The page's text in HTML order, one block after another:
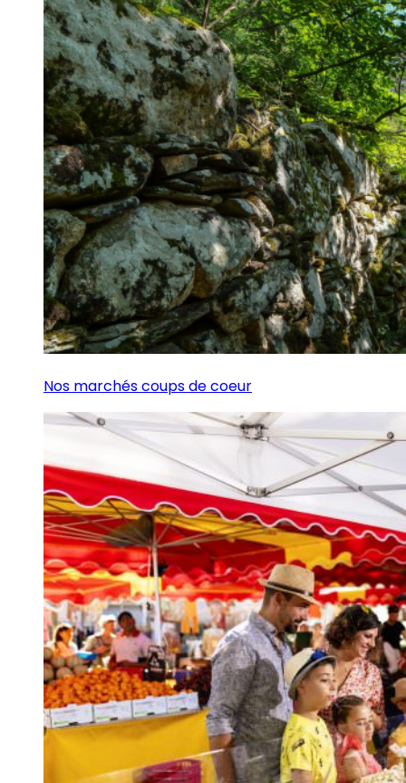
Nos marchés coups de coeur